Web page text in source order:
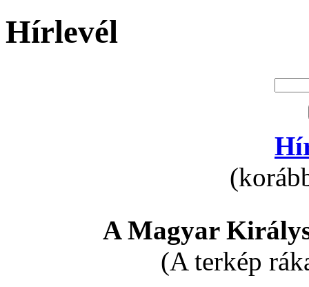
Hírlevél
A Magyar
(A terkép